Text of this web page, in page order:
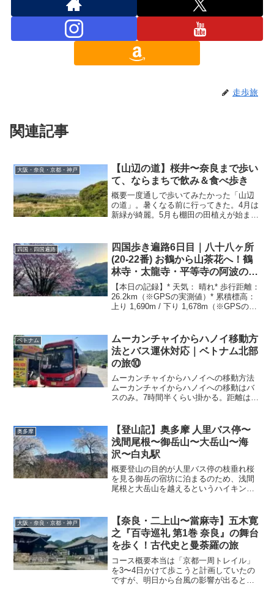
走歩旅
関連記事
大阪・奈良・京都・神戸
【山辺の道】桜井〜奈良まで歩い
て、ならまちで飲み＆食べ歩き
概要一度通しで歩いてみたかった「山辺
の道」。暑くなる前に行ってきた。4月は
新緑が綺麗。5月も棚田の田植えが始まっ
大和の古道の一つ。日本現存最古の道と
して知られます。 奈良盆地の東南にある
三輪山の麓から東北部の春日山の麓ま
で、盆地の東縁、春日断層崖下を山々の
裾を縫うように南北に走る道です。最後
の奈良市内で春日大社には行かず、食べ
＆飲み歩き、そして街歩きをした。入江
泰吉記念奈良市写真美術館で、「大和路
「麹料理とビオスチームのお店 えん」
で、昼ごはんと利き酒セットを飲み食い
するならまちの「京勘中...
四国・四国遍路
四国歩き遍路6日目｜八十八ヶ所
(20-22番) お鶴から山茶花へ！鶴
林寺・太龍寺・平等寺の阿波の難
所越えと丁石道
【本日の記録】* 天気： 晴れ* 歩行距離：
26.2km（※GPSの実測値）* 累積標高：
上り 1,690m / 下り 1,678m（※GPSの実
★★★★★（「お鶴」「太龍」の連続登
頂）* 宿泊地： 山茶花（22番平等寺の
横）* 参拝した札所と区間距離（ガイドブ
ック参考）： きちん宿 お鶴 〜 第20番
鶴林寺：6.0km 第20番 鶴林寺 〜 第21
番 太龍寺：約6.7km 第21番 太龍寺 〜
第22番 平等寺：約10.9km 第22番 平等
寺 〜 宿（山茶花）：0km （※設定ルー
ベトナム
ムーカンチャイからハノイ移動方
法とバス運休対応｜ベトナム北部
の旅⑩
ムーカンチャイからハノイへの移動方法
ムーカンチャイからハノイへの移動はバ
スのみ。7時間半くらい掛かる。距離は
バイから高速に乗るとあっという間にハ
ノイに着いてしまう。高速道路の便利さ
を痛感した。とはいえ、どの道もしっか
り舗装されているので、座っていられな
いほどの揺れはないので、それほど心配
することはなかった。個人的には揺れを
感じないリムジンバスの方が好みである
が、残念ながら寝台バスしか運行してい
発する夜行便があると聞いた。景色を見
たいことと、若い時と違って寝台で夜眠
ることができないと...
奥多摩
【登山記】奥多摩 人里バス停〜
浅間尾根〜御岳山〜大岳山〜海
沢〜白丸駅
概要登山の目的が人里バス停の枝垂れ桜
を見る御岳の宿坊に泊まるのため、浅間
尾根と大岳山を越えるというハイキング
は富士山、北側は鋸山〜大岳山〜金比羅
尾根の眺めが良く、北秋川に沿うように
ある桃源郷のような集落も楽しめまし
た。2日目の下山は、今まで歩いたことに
ないルートで下山したかったため、大岳
山から海沢遊園にバリエーションルート
を使いました。登山口に通行止めと表示
があったので、通行するのはお勧め出来
大阪・奈良・京都・神戸
【奈良・二上山〜當麻寺】五木寛
之『百寺巡礼 第1巻 奈良』の舞台
を歩く！古代史と曼荼羅の旅
コース概要本当は「京都一周トレイル」
を3〜4日かけて歩こうと計画していたの
ですが、明日から台風の影響が出るとの